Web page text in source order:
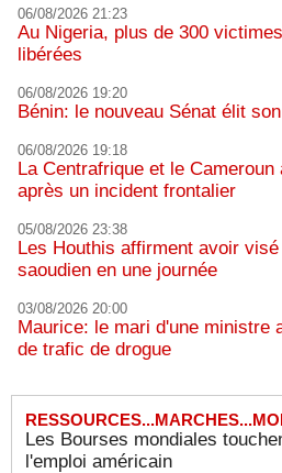
06/08/2026 21:23
Au Nigeria, plus de 300
libérées
06/08/2026 19:20
Bénin: le nouveau Sénat élit
06/08/2026 19:18
La Centrafrique et le
après un incident frontalier
05/08/2026 23:38
Les Houthis affirment avoir
saoudien en une journée
03/08/2026 20:00
Maurice: le mari d'une ministre
de trafic de drogue
Les Bourses mondiales
l'emploi américain